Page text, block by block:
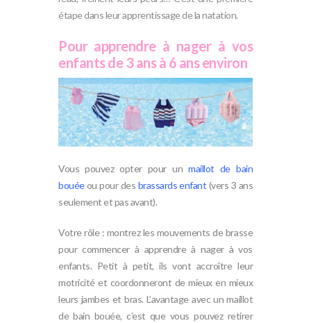
étape dans leur apprentissage de la natation.
Pour apprendre à nager à vos
enfants de 3 ans à 6 ans environ
Vous pouvez opter pour unmaillot de bain
bouéeou pour des brassards enfant (vers 3 ans
seulement et pas avant).
Votre rôle : montrez les mouvements de brasse
pour commencer à apprendre à nager à vos
enfants. Petit à petit, ils vont accroître leur
motricité et coordonneront de mieux en mieux
leurs jambes et bras. L’avantage avec un maillot
de bain bouée, c’est que vous pouvez retirer